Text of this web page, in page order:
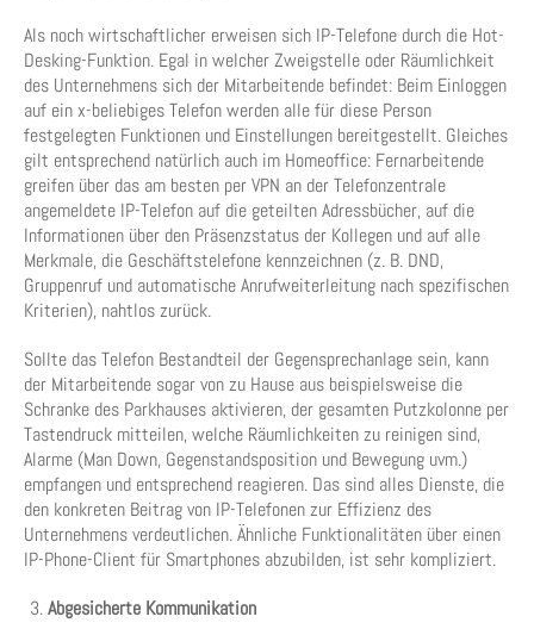
Als noch wirtschaftlicher erweisen sich IP-Telefone durch die Hot-
Desking-Funktion. Egal in welcher Zweigstelle oder Räumlichkeit
des Unternehmens sich der Mitarbeitende befindet: Beim Einloggen
auf ein x-beliebiges Telefon werden alle für diese Person
festgelegten Funktionen und Einstellungen bereitgestellt. Gleiches
gilt entsprechend natürlich auch im Homeoffice: Fernarbeitende
greifen über das am besten per VPN an der Telefonzentrale
angemeldete IP-Telefon auf die geteilten Adressbücher, auf die
Informationen über den Präsenzstatus der Kollegen und auf alle
Merkmale, die Geschäftstelefone kennzeichnen (z. B. DND,
Gruppenruf und automatische Anrufweiterleitung nach spezifischen
Kriterien), nahtlos zurück.
Sollte das Telefon Bestandteil der Gegensprechanlage sein, kann
der Mitarbeitende sogar von zu Hause aus beispielsweise die
Schranke des Parkhauses aktivieren, der gesamten Putzkolonne per
Tastendruck mitteilen, welche Räumlichkeiten zu reinigen sind,
Alarme (Man Down, Gegenstandsposition und Bewegung uvm.)
empfangen und entsprechend reagieren. Das sind alles Dienste, die
den konkreten Beitrag von IP-Telefonen zur Effizienz des
Unternehmens verdeutlichen. Ähnliche Funktionalitäten über einen
IP-Phone-Client für Smartphones abzubilden, ist sehr kompliziert.
Abgesicherte Kommunikation